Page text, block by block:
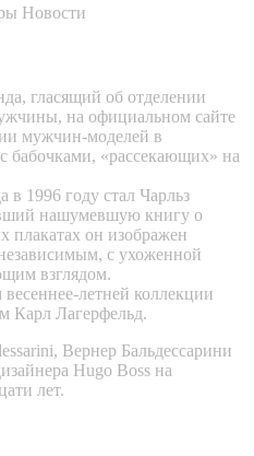
Новости
гласящий об отделении
на официальном сайте
мужчин-моделей в
бабочками, «рассекающих» на
1996 году стал Чарльз
нашумевшую книгу о
плакатах он изображен
с ухоженной
взглядом.
летней коллекции
Карл Лагерфельд.
Вернер Бальдессарини
Hugo Boss на
лет.